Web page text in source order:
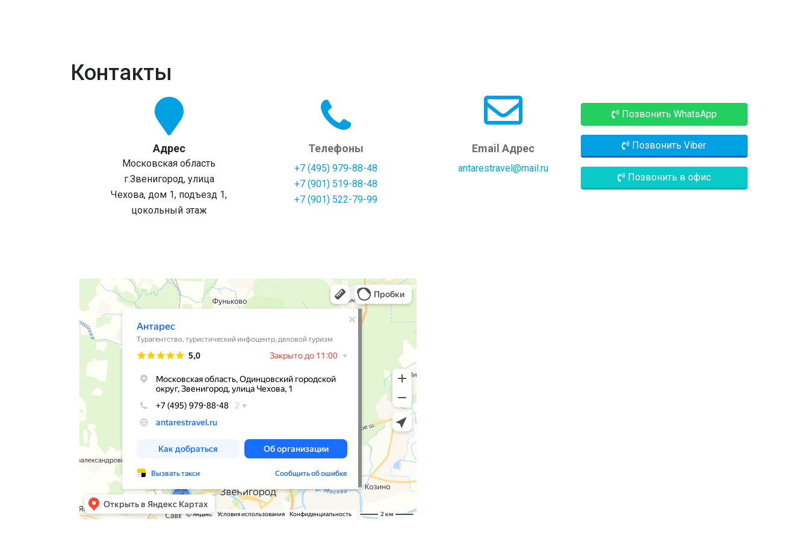
Контакты
Адрес
Московская область
г.Звенигород, улица
Чехова, дом 1, подъезд 1,
цокольный этаж
Телефоны
+7 (495) 979-88-48
+7 (901) 519-88-48
+7 (901) 522-79-99
Email Адрес
antarestravel@mail.ru
Позвонить WhatsApp
Позвонить Viber
Позвонить в офис